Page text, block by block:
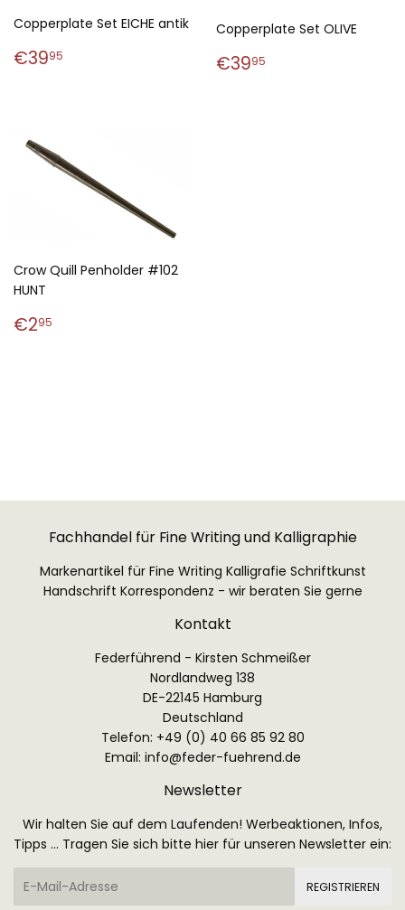
Copperplate Set EICHE antik
Normaler
€3995
Copperplate Set OLIVE
Normaler
€3995
Crow Quill Penholder #102
HUNT
Normaler
€295
Fachhandel für Fine Writing und Kalligraphie
Markenartikel für Fine Writing Kalligrafie Schriftkunst
Handschrift Korrespondenz - wir beraten Sie gerne
Kontakt
Federführend - Kirsten Schmeißer
Nordlandweg 138
DE-22145 Hamburg
Deutschland
Telefon: +49 (0) 40 66 85 92 80
Email: info@feder-fuehrend.de
Newsletter
Wir halten Sie auf dem Laufenden! Werbeaktionen, Infos,
Tipps ... Tragen Sie sich bitte hier für unseren Newsletter ein:
E-
REGISTRIEREN